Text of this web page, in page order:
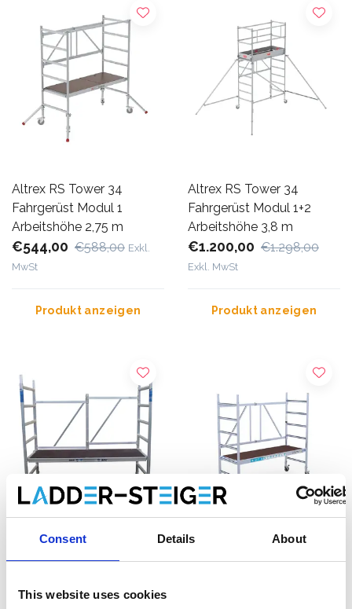
Consent Details About
This website uses cookies
Altrex RS Tower 34
Fahrgerüst Modul 1
Arbeitshöhe 2,75 m
€544,00 €588,00 Exkl.
MwSt
Produkt anzeigen
Altrex RS Tower 34
Fahrgerüst Modul 1+2
Arbeitshöhe 3,8 m
€1.200,00 €1.298,00
Exkl. MwSt
Produkt anzeigen